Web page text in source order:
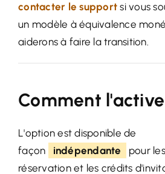
contacter le support si vous
un modèle à équivalence
aiderons à faire la transition.
Comment
L'option est disponible de
façon
indépendante
pour
réservation et les crédits